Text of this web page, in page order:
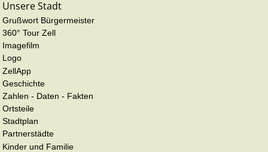
Unsere Stadt
Grußwort Bürgermeister
360° Tour Zell
Imagefilm
Logo
ZellApp
Geschichte
Zahlen - Daten - Fakten
Ortsteile
Stadtplan
Partnerstädte
Kinder und Familie